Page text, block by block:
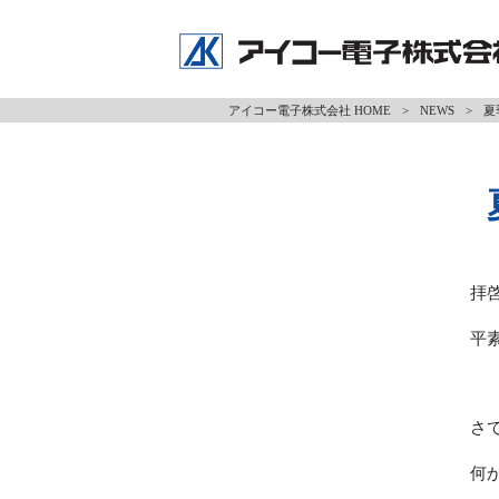
アイコー電子株式会社 HOME > NEWS > 夏
拝
平
さ
何